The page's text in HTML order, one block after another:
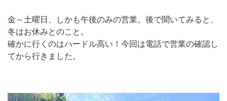
金～土曜日、しかも午後のみの営業。後で聞いてみると、
冬はお休みとのこと。
確かに行くのはハードル高い！今回は電話で営業の確認し
てから行きました。